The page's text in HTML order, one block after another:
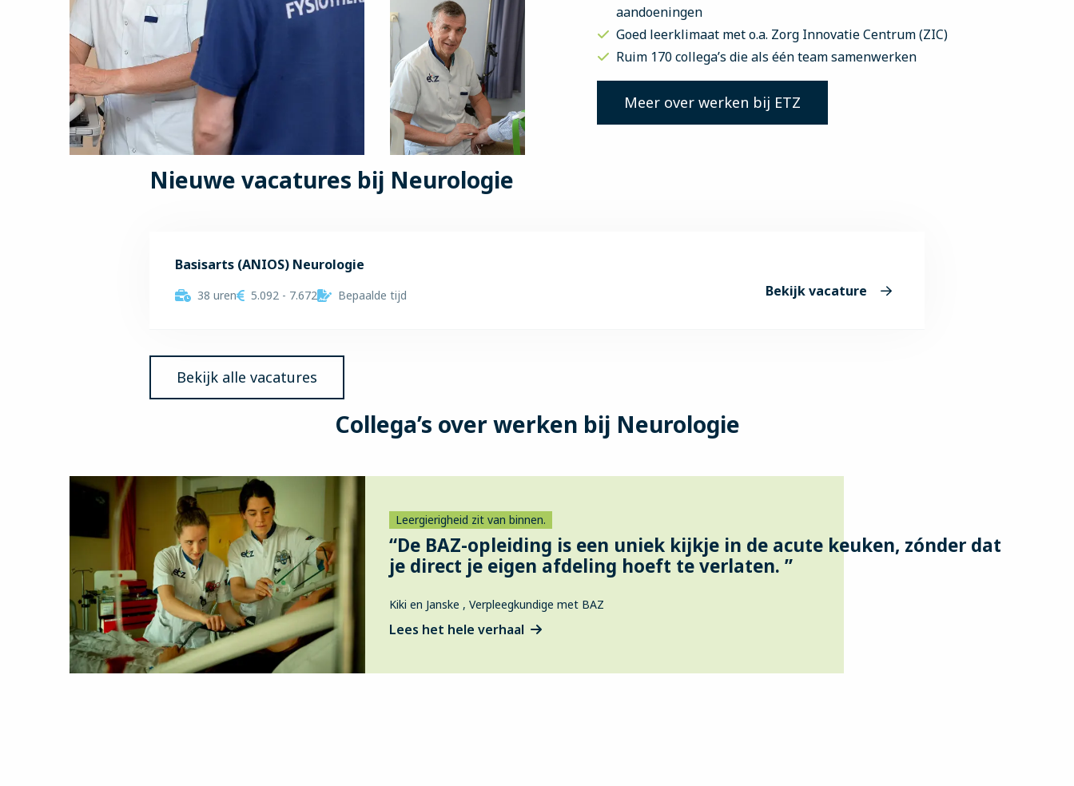
aandoeningen
Goed leerklimaat met o.a. Zorg Innovatie Centrum (ZIC)
Ruim 170 collega’s die als één team samenwerken
Meer over werken bij ETZ
Nieuwe vacatures bij Neurologie
Basisarts (ANIOS) Neurologie
38 uren 5.092 - 7.672 Bepaalde tijd
Bekijk vacature
Basisarts
(ANIOS)
Bekijk alle vacatures
Collega’s over werken bij Neurologie
Leergierigheid zit van binnen.
“De BAZ-opleiding is een uniek kijkje in de acute keuken, zónder dat
je direct je eigen afdeling hoeft te verlaten. ”
Kiki en Janske , Verpleegkundige met BAZ
Lees het hele verhaal